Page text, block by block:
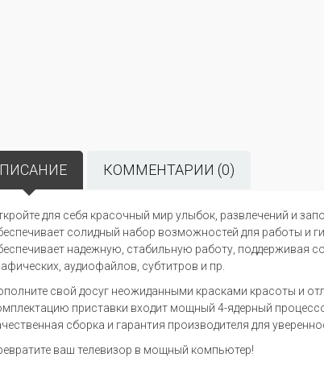
КОММЕНТАРИИ (0)
для себя красочный мир улыбок, развлечений и
солидный набор возможностей для работы и
надежную, стабильную работу, поддерживая
аудиофайлов, субтитров и пр.
свой досуг неожиданными красками красоты и
приставки входит мощный 4-ядерный
сборка и гарантия производителя для
ваш телевизор в мощный компьютер!